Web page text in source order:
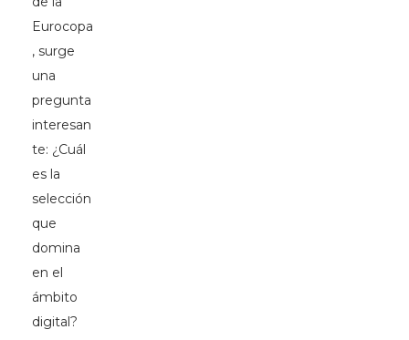
Eurocopa
, surge
una
pregunta
interesan
te: ¿Cuál
es la
selección
que
domina
en el
ámbito
digital?